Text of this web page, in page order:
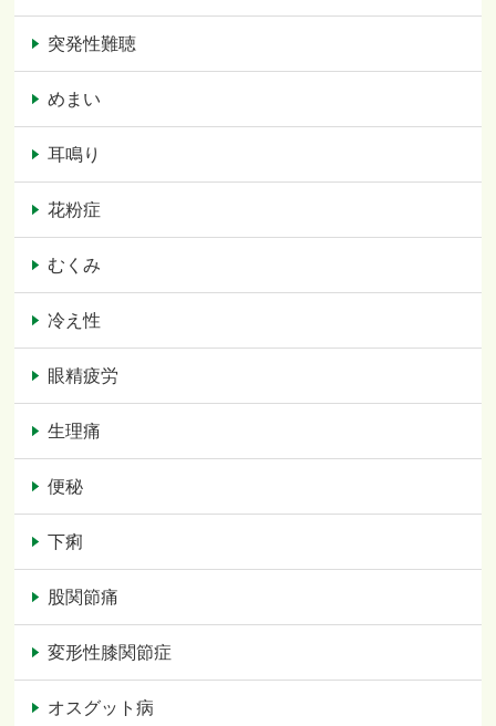
突発性難聴
めまい
耳鳴り
花粉症
むくみ
冷え性
眼精疲労
生理痛
便秘
下痢
股関節痛
変形性膝関節症
オスグット病